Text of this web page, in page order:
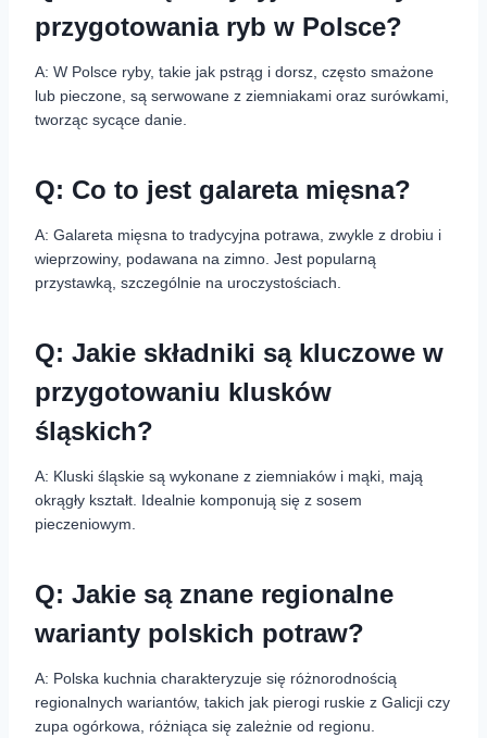
przygotowania ryb w Polsce?
A: W Polsce ryby, takie jak pstrąg i dorsz, często smażone
lub pieczone, są serwowane z ziemniakami oraz surówkami,
tworząc sycące danie.
Q: Co to jest galareta mięsna?
A: Galareta mięsna to tradycyjna potrawa, zwykle z drobiu i
wieprzowiny, podawana na zimno. Jest popularną
przystawką, szczególnie na uroczystościach.
Q: Jakie składniki są kluczowe w
przygotowaniu klusków
śląskich?
A: Kluski śląskie są wykonane z ziemniaków i mąki, mają
okrągły kształt. Idealnie komponują się z sosem
pieczeniowym.
Q: Jakie są znane regionalne
warianty polskich potraw?
A: Polska kuchnia charakteryzuje się różnorodnością
regionalnych wariantów, takich jak pierogi ruskie z Galicji czy
zupa ogórkowa, różniąca się zależnie od regionu.